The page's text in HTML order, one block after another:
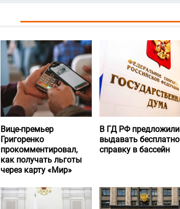
Вице-премьер
Григоренко
прокомментировал,
как получать льготы
через карту «Мир»
В ГД РФ предложили
выдавать бесплатно
справку в бассейн